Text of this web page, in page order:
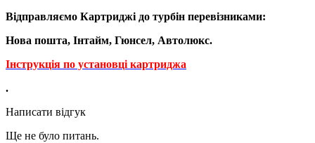
Відправляємо Картриджі до турбін перевізниками:
Нова пошта, Інтайм, Гюнсел, Автолюкс.
Інструкція по установці картриджа
.
Написати відгук
Ще не було питань.